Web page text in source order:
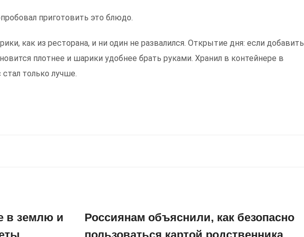
приготовить это блюдо.
как из ресторана, и ни один не развалился. Открытие дня: если добавить
плотнее и шарики удобнее брать руками. Хранил в контейнере в
только лучше.
в землю и
Россиянам объяснили, как безопасно